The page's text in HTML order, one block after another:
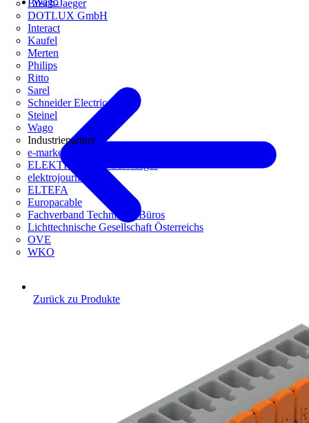
Busch-Jaeger
DOTLUX GmbH
Interact
Kaufel
Merten
Philips
Ritto
Sarel
Schneider Electric
Steinel
Wago
Industriepartner
e-marke
ELEKTRO Daten Serviceges
elektrojournal
ELTEFA
Europacable
Fachverband Technische Büros
Lichttechnische Gesellschaft Österreichs
OVE
WKO
Zurück zu Produkte